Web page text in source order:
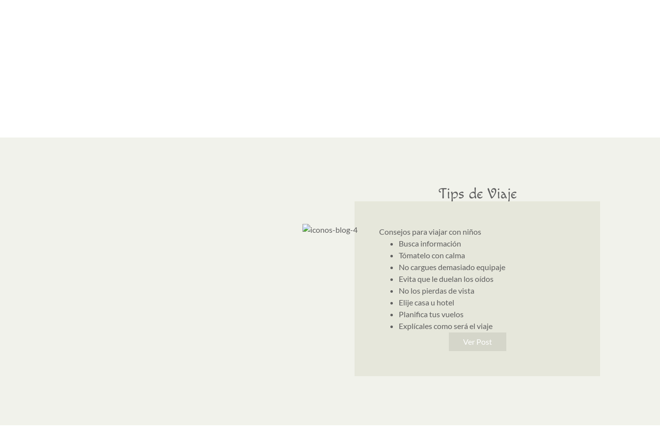
Tips de Viaje
Consejos para viajar con niños
Busca información
Tómatelo con calma
No cargues demasiado equipaje
Evita que le duelan los oídos
No los pierdas de vista
Elije casa u hotel
Planifica tus vuelos
Explícales como será el viaje
Ver Post